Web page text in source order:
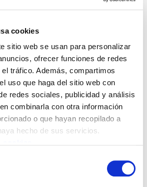
cookies
sitio web se usan para personalizar
ofrecer funciones de redes
tráfico. Además, compartimos
uso que haga del sitio web con
redes sociales, publicidad y análisis
combinarla con otra información
o que hayan recopilado a
hecho de sus servicios.
no pueda acudir a trabajar
día.
se reduzca la jornada laboral
el empleo perdido al
jornada en el año 2013.
se aflore todo el empleo
y se consolide mediante
han sido las peticiones
Únicamente